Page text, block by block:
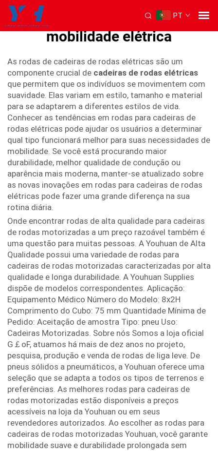
PT
rodas para cadeiras de
mobilidade elétrica
As rodas de cadeiras de rodas elétricas são um
componente crucial de cadeiras de rodas elétricas
que permitem que os indivíduos se movimentem com
suavidade. Elas variam em estilo, tamanho e material
para se adaptarem a diferentes estilos de vida.
Conhecer as tendências em rodas para cadeiras de
rodas elétricas pode ajudar os usuários a determinar
qual tipo funcionará melhor para suas necessidades de
mobilidade. Se você está procurando maior
durabilidade, melhor qualidade de condução ou
aparência mais moderna, manter-se atualizado sobre
as novas inovações em rodas para cadeiras de rodas
elétricas pode fazer uma grande diferença na sua
rotina diária.
Onde encontrar rodas de alta qualidade para cadeiras
de rodas motorizadas a um preço razoável também é
uma questão para muitas pessoas. A Youhuan de Alta
Qualidade possui uma variedade de rodas para
cadeiras de rodas motorizadas caracterizadas por alta
qualidade e longa durabilidade. A Youhuan Supplies
dispõe de modelos correspondentes. Aplicação:
Equipamento Médico Número do Modelo: 8x2H
Comprimento do Cubo: 75 mm Quantidade Mínima de
Pedido: Aceitação de amostra Tipo: pneu Uso:
Cadeiras Motorizadas. Sobre nós Somos a loja oficial
G￡oF, atuamos há mais de dez anos no projeto,
pesquisa, produção e venda de rodas de liga leve. De
pneus sólidos a pneumáticos, a Youhuan oferece uma
seleção que se adapta a todos os tipos de terrenos e
preferências. As melhores rodas para cadeiras de
rodas motorizadas estão disponíveis a preços
acessíveis na loja da Youhuan ou em seus
revendedores autorizados. Ao escolher as rodas para
cadeiras de rodas motorizadas Youhuan, você garante
mobilidade suave e durabilidade prolongada sem